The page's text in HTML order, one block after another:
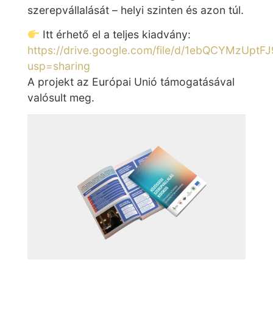
szerepvállalását – helyi szinten és azon túl.
Itt érhető el a teljes kiadvány:
https://drive.google.com/file/d/
usp=sharing
A projekt az Európai Unió támogatásával
valósult meg.